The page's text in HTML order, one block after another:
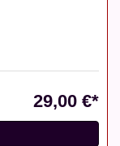
29,00 €*